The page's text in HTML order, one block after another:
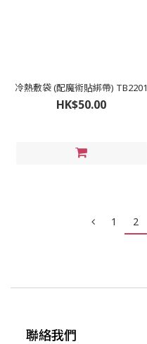
冷熱敷袋 (配魔術貼綁帶) TB2201
HK$50.00
1 2
聯絡我們